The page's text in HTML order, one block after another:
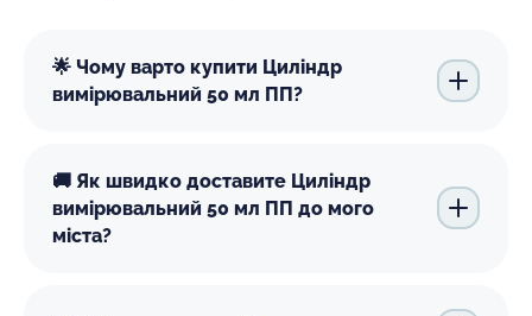
🌟 Чому варто купити Циліндр
вимірювальний 50 мл ПП?
🚚 Як швидко доставите Циліндр
вимірювальний 50 мл ПП до мого
міста?